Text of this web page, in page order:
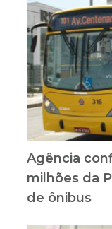
Agência
milhões da
de ônibus